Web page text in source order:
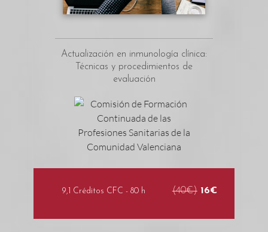
Actualización en inmunología clínica:
Técnicas y procedimientos de
evaluación
9,1 Créditos CFC - 80 h (40€) 16€